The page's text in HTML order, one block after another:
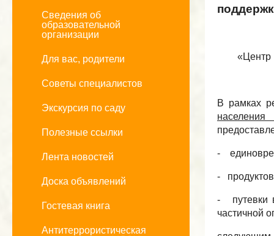
Сведения об
образовательной
организации
Для вас, родители
Советы специалистов
Экскурсия по саду
Полезные ссылки
Лента новостей
Доска объявлений
Гостевая книга
Антитеррористическая
«Центр
В рамках
-
-
- путевки в
частичной